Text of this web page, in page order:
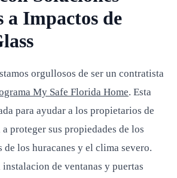
a Impactos de
orgullosos de ser un contratista
My Safe Florida Home. Esta
para ayudar a los propietarios de
proteger sus propiedades de los
de los huracanes y el clima severo.
de ventanas y puertas